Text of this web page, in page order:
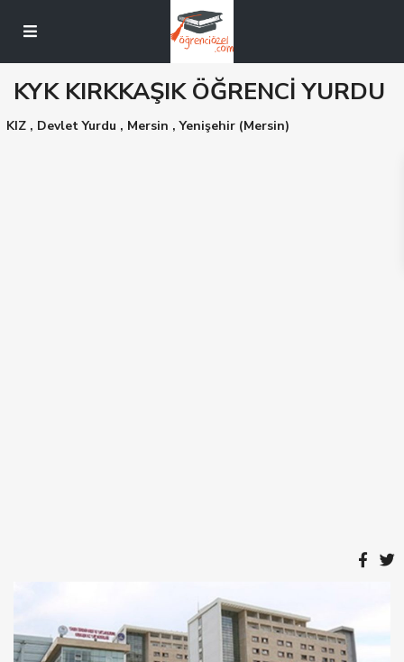
KYK KIRKKAŞIK ÖĞRENCİ YURDU
KIZ , Devlet Yurdu , Mersin ,Yenişehir (Mersin)